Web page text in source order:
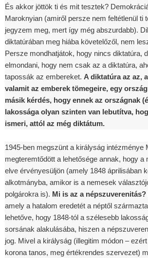
És akkor jöttök ti és mit tesztek?
Maroknyian (amiről persze nem feltétlenül ti
jegyzem meg, mert így még abszurdabb).
diktatúrában meg hiába követelőzől, nem
Persze mondhatjátok, hogy nincs diktatúra,
elmondani, hogy nem csak az a diktatúra,
tapossák az embereket. A diktatúra az az,
valamit az emberek tömegeire, egy
másik kérdés, hogy ennek az országnak
lakossága olyan szinten van lebutítva,
ismeri, attól az még diktátum.
1945-ben megszünt a királyság intézménye
megteremtődött a lehetősége annak, hogy a
elve érvényesüljön (amely 1848 áprilisában
alkotmányba, amikor is a nemesek
polgárokra is). Mi is az a népszuverenitás?
amely a hatalom eredetét a néptől
lehetőve, hogy 1848-tól a szélesebb
sorsának alakulásába, hiszen a
jog. Mivel a királyság (illegitim módon –
korona tanos, meg értékrendes szervezet)